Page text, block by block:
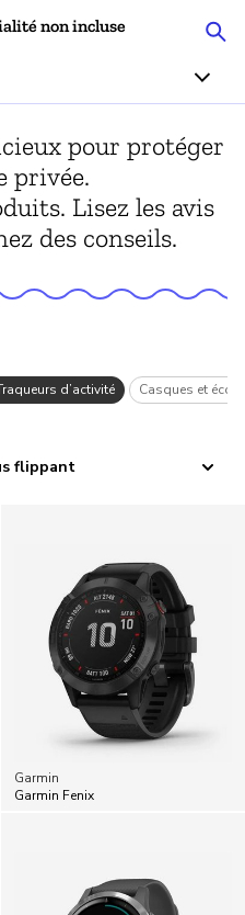
non incluse
pour protéger
privée.
Lisez les avis
des conseils.
d’activité Casques et
flippant
Garmin
Garmin Fenix